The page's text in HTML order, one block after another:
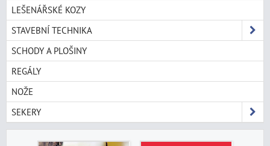
LEŠENÁŘSKÉ KOZY
STAVEBNÍ TECHNIKA
SCHODY A PLOŠINY
REGÁLY
NOŽE
SEKERY